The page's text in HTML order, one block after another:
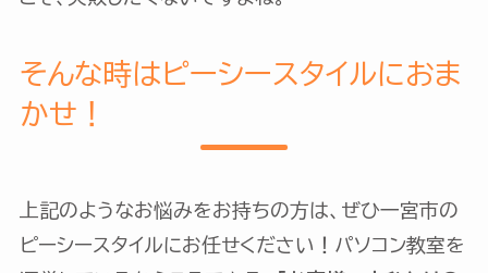
そんな時はピーシースタイルにおま
かせ！
上記のようなお悩みをお持ちの方は、ぜひ一宮市の
ピーシースタイルにお任せください！パソコン教室を